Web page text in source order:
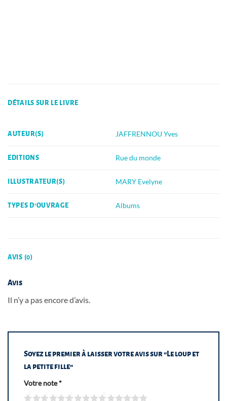
DÉTAILS SUR LE LIVRE
AUTEUR(S) JAFFRENNOU Yves
EDITIONS Rue du monde
ILLUSTRATEUR(S) MARY Evelyne
TYPES D'OUVRAGE Albums
AVIS (0)
Avis
Il n’y a pas encore d’avis.
Soyez le premier à laisser votre avis sur “Le loup et
la petite fille”
Votre note*